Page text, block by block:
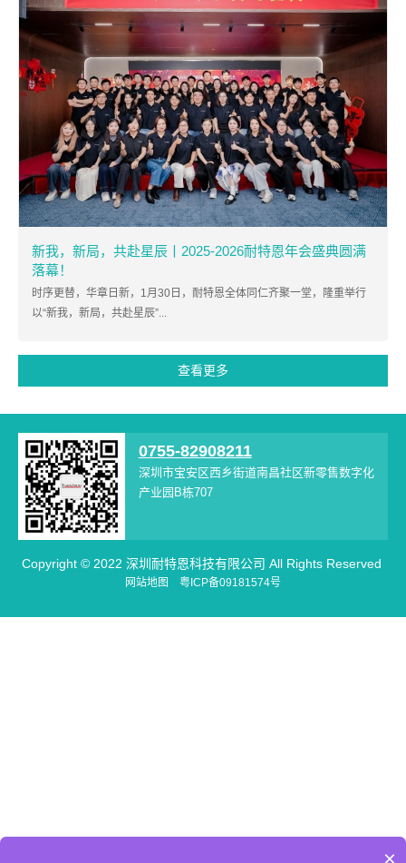
新我，新局，共赴星辰丨2025-2026耐特恩年会盛典圆满
落幕！
时序更替，华章日新，1月30日，耐特恩全体同仁齐聚一堂，隆重举行
以“新我，新局，共赴星辰”...
查看更多
0755-82908211
深圳市宝安区西乡街道南昌社区新零售数字化
产业园B栋707
Copyright © 2022 深圳耐特恩科技有限公司 All Rights Reserved
网站地图 粤ICP备09181574号